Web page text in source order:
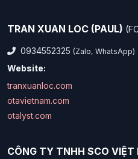
TRAN XUAN LOC (PAUL)
0934552325 (Zalo, WhatsApp)
Website:
tranxuanloc.com
otavietnam.com
otalyst.com
CÔNG TY TNHH SCO VIỆT